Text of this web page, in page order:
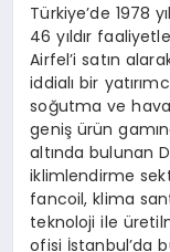
Türkiye’de 1978
46 yıldır
Airfel’i satın
iddialı bir
soğutma ve
geniş ürün
altında bulunan
iklimlendirme
fancoil, klima
teknoloji ile
ofisi İstanbul’da